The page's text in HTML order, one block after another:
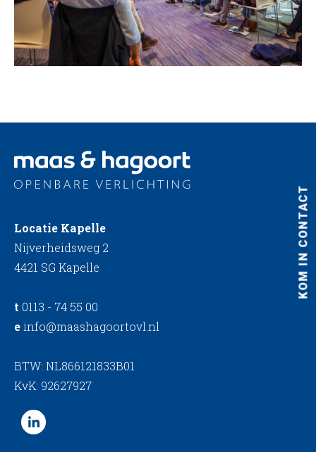
KOM IN CONTACT
Locatie Kapelle
Nijverheidsweg 2
4421 SG Kapelle
t 0113 - 74 55 00
einfo@maashagoortovl.nl
BTW: NL866121833B01
KvK: 92627927